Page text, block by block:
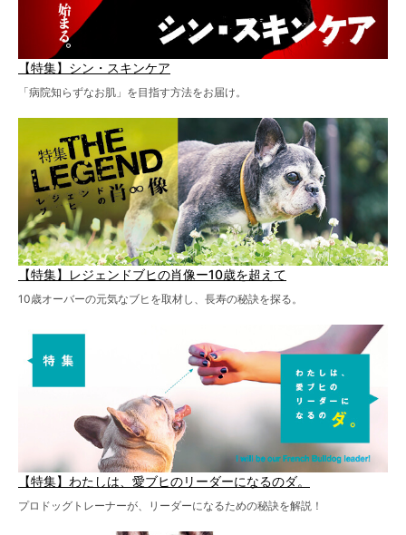
【特集】シン・スキンケア
「病院知らずなお肌」を目指す方法をお届け。
【特集】レジェンドブヒの肖像ー10歳を超えて
10歳オーバーの元気なブヒを取材し、長寿の秘訣を探る。
【特集】わたしは、愛ブヒのリーダーになるのダ。
プロドッグトレーナーが、リーダーになるための秘訣を解説！